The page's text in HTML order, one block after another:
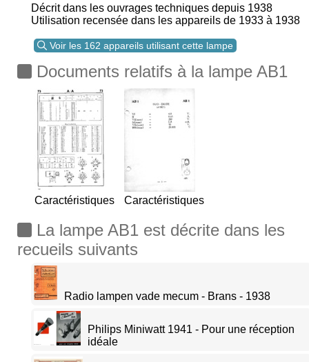
Décrit dans les ouvrages techniques depuis 1938
Utilisation recensée dans les appareils de 1933 à 1938
Voir les 162 appareils utilisant cette lampe
Documents relatifs à la lampe AB1
Caractéristiques Caractéristiques
La lampe AB1 est décrite dans les
recueils suivants
Radio lampen vade mecum - Brans - 1938
Philips Miniwatt 1941 - Pour une réception
idéale